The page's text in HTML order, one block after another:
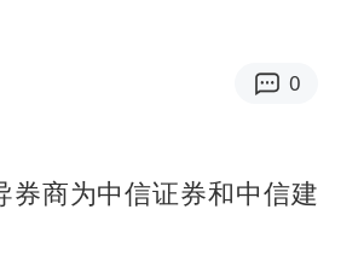
0
商为中信证券和中信建